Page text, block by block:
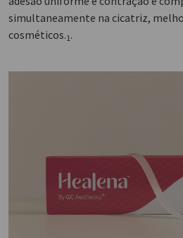
simultaneamente na cicatriz,
cosméticos.1 .